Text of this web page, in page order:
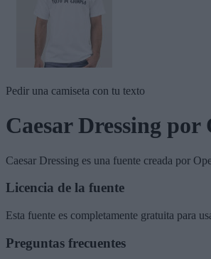
Pedir una camiseta con tu texto
Caesar Dressing por
Caesar Dressing es una fuente creada por
Licencia de la fuente
Esta fuente es completamente gratuita para
Preguntas frecuentes